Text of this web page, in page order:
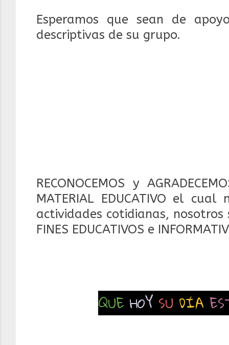
Esperamos que sean de
descriptivas de su grupo.
RECONOCEMOS y
MATERIAL EDUCATIVO el
actividades cotidianas,
FINES EDUCATIVOS e
QUE HOY SU DÍA